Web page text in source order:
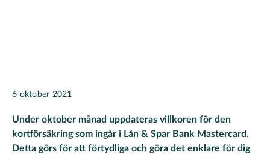
6 oktober 2021
Under oktober månad uppdateras villkoren för den
kortförsäkring som ingår i Lån & Spar Bank Mastercard.
Detta görs för att förtydliga och göra det enklare för dig